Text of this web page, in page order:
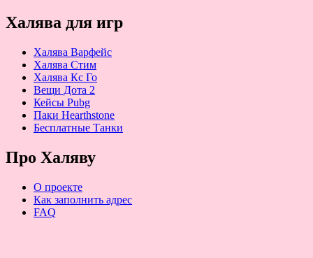
Халява для игр
Халява Варфейс
Халява Стим
Халява Кс Го
Вещи Дота 2
Кейсы Pubg
Паки Hearthstone
Бесплатные Танки
Про Халяву
О проекте
Как заполнить адрес
FAQ